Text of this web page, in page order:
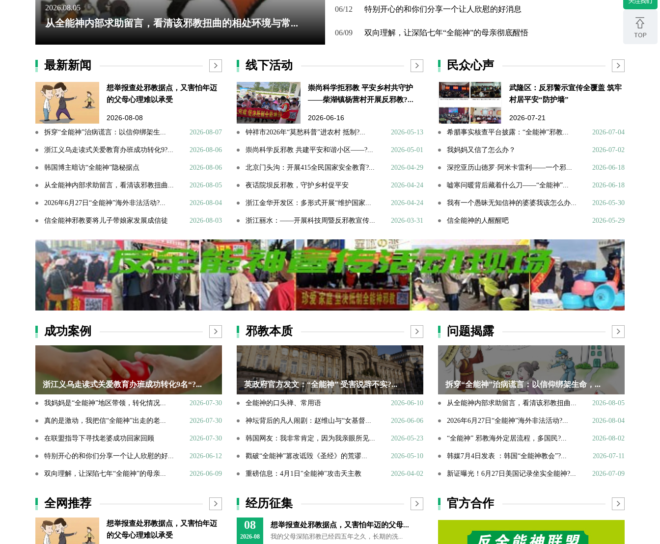
2026.08.05
从全能神内部求助留言，看清该邪教扭曲的相处环境与常...
06/12 特别开心的和你们分享一个让人欣慰的好消息
06/09 双向理解，让深陷七年“全能神”的母亲彻底醒悟
最新新闻
想举报查处邪教据点，又害怕年迈
的父母心理难以承受
2026-08-08
2026-08-07
拆穿“全能神”治病谎言：以信仰绑架生...
2026-08-06
浙江义乌走读式关爱教育办班成功转化9?...
2026-08-06
韩国博主暗访“全能神”隐秘据点
2026-08-05
从全能神内部求助留言，看清该邪教扭曲...
2026-08-04
2026年6月27日“全能神”海外非法活动?...
2026-08-03
信全能神邪教要将儿子带娘家发展成信徒
线下活动
崇尚科学拒邪教 平安乡村共守护
——柴湖镇杨营村开展反邪教?...
2026-06-16
2026-05-13
钟祥市2026年“莫愁科普”进农村 抵制?...
2026-05-01
崇尚科学反邪教 共建平安和谐小区——?...
2026-04-29
北京门头沟：开展415全民国家安全教育?...
2026-04-24
夜话院坝反邪教，守护乡村促平安
2026-04-24
浙江金华开发区：多形式开展“维护国家...
2026-03-31
浙江丽水：——开展科技周暨反邪教宣传...
民众心声
武隆区：反邪警示宣传全覆盖 筑牢
村居平安“防护墙”
2026-07-21
2026-07-04
希腊事实核查平台披露：“全能神”邪教...
2026-07-02
我妈妈又信了怎么办？
2026-06-18
深挖亚历山德罗·阿米卡雷利——一个邪...
2026-06-18
嘘寒问暖背后藏着什么刀——“全能神”...
2026-05-30
我有一个愚昧无知信神的婆婆我该怎么办...
2026-05-29
信全能神的人醒醒吧
成功案例
浙江义乌走读式关爱教育办班成功转化9名“?...
2026-07-30
我妈妈是“全能神”地区带领，转化情况...
2026-07-30
真的是激动，我把信“全能神”出走的老...
2026-07-30
在联盟指导下寻找老婆成功回家回顾
2026-06-12
特别开心的和你们分享一个让人欣慰的好...
2026-06-09
双向理解，让深陷七年“全能神”的母亲...
邪教本质
英政府官方发文：“全能神” 受害说辞不实?...
2026-06-10
全能神的口头禅、常用语
2026-06-06
神坛背后的凡人闹剧：赵维山与“女基督...
2026-05-23
韩国网友：我非常肯定，因为我亲眼所见...
2026-05-10
戳破“全能神”篡改诋毁《圣经》的荒谬...
2026-04-02
重磅信息：4月1日"全能神"攻击天主教
问题揭露
拆穿“全能神”治病谎言：以信仰绑架生命，...
2026-08-05
从全能神内部求助留言，看清该邪教扭曲...
2026-08-04
2026年6月27日“全能神”海外非法活动?...
2026-08-02
“全能神” 邪教海外定居流程，多国民?...
2026-07-11
韩媒7月4日发表 ：韩国“全能神教会”?...
2026-07-09
新证曝光！6月27日美国记录坐实全能神?...
全网推荐
想举报查处邪教据点，又害怕年迈
的父母心理难以承受
经历征集
08
2026-08
想举报查处邪教据点，又害怕年迈的父母...
我的父母深陷邪教已经四五年之久，长期的洗...
官方合作